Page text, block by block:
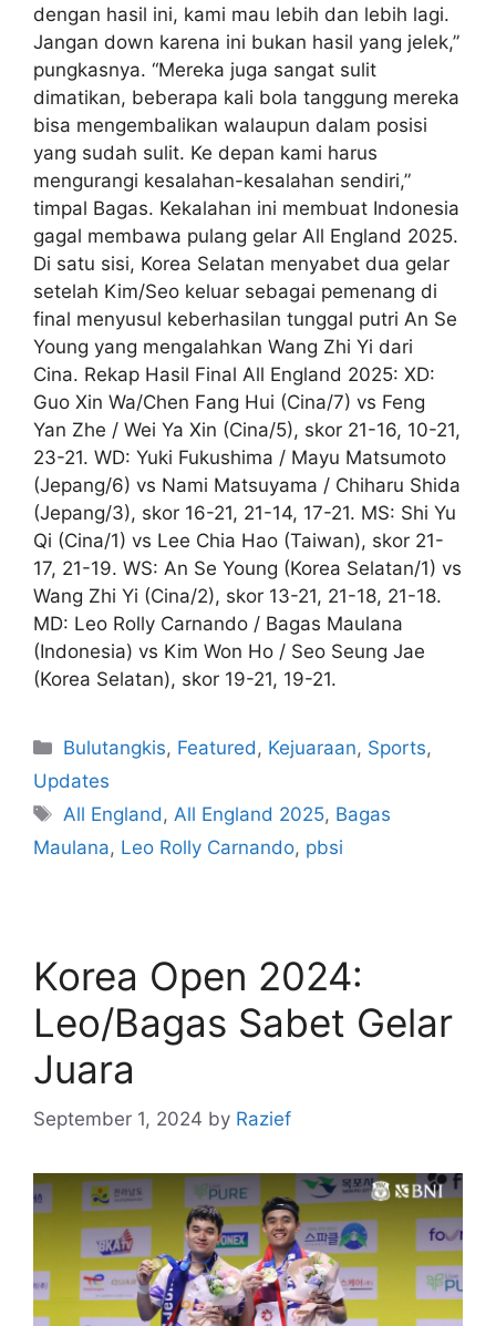
dengan hasil ini, kami mau lebih dan lebih lagi.
Jangan down karena ini bukan hasil yang jelek,”
pungkasnya. “Mereka juga sangat sulit
dimatikan, beberapa kali bola tanggung mereka
bisa mengembalikan walaupun dalam posisi
yang sudah sulit. Ke depan kami harus
mengurangi kesalahan-kesalahan sendiri,”
timpal Bagas. Kekalahan ini membuat Indonesia
gagal membawa pulang gelar All England 2025.
Di satu sisi, Korea Selatan menyabet dua gelar
setelah Kim/Seo keluar sebagai pemenang di
final menyusul keberhasilan tunggal putri An Se
Young yang mengalahkan Wang Zhi Yi dari
Cina. Rekap Hasil Final All England 2025: XD:
Guo Xin Wa/Chen Fang Hui (Cina/7) vs Feng
Yan Zhe / Wei Ya Xin (Cina/5), skor 21-16, 10-21,
23-21. WD: Yuki Fukushima / Mayu Matsumoto
(Jepang/6) vs Nami Matsuyama / Chiharu Shida
(Jepang/3), skor 16-21, 21-14, 17-21. MS: Shi Yu
Qi (Cina/1) vs Lee Chia Hao (Taiwan), skor 21-
17, 21-19. WS: An Se Young (Korea Selatan/1) vs
Wang Zhi Yi (Cina/2), skor 13-21, 21-18, 21-18.
MD: Leo Rolly Carnando / Bagas Maulana
(Indonesia) vs Kim Won Ho / Seo Seung Jae
(Korea Selatan), skor 19-21, 19-21.
Bulutangkis, Featured, Kejuaraan, Sports,
Updates
All England,All England 2025, Bagas
Maulana, Leo Rolly Carnando, pbsi
Korea Open 2024:
Leo/Bagas Sabet Gelar
Juara
September 1, 2024 by Razief